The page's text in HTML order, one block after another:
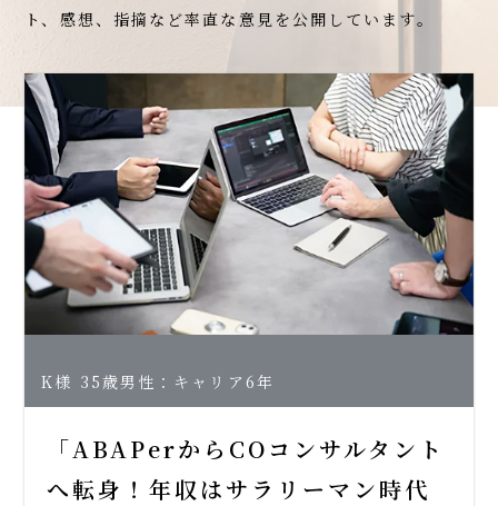
ト、感想、指摘など率直な意見を公開しています。
K様 35歳男性：キャリア6年
「ABAPerからCOコンサルタント
へ転身！年収はサラリーマン時代